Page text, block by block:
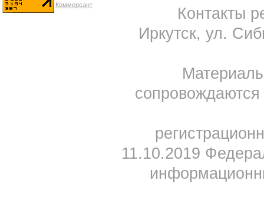
Контакты
Иркутск, ул.
11.10.2019